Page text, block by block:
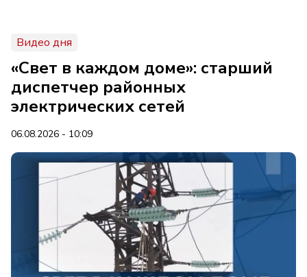
Видео дня
«Свет в каждом доме»: старший
диспетчер районных
электрических сетей
06.08.2026 - 10:09